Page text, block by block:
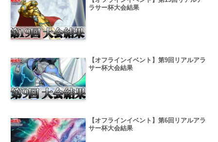
ラサー杯大会結果
【オフラインイベント】第9回リアルアラ
サー杯大会結果
【オフラインイベント】第6回リアルアラ
サー杯大会結果